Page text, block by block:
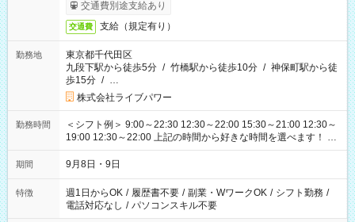
交通費別途支給あり
交通費 支給（規定有り）
勤務地
東京都千代田区
九段下駅から徒歩5分 / 竹橋駅から徒歩10分 / 神保町駅から徒
歩15分 / …
株式会社ライブパワー
勤務時間
＜シフト例＞ 9:00～22:30 12:30～22:00 15:30～21:00 12:30～
19:00 12:30～22:00 上記の時間から好きな時間を選べます！ ※
時間は変更となる可能性があります
期間 9月8日・9日
特徴 週1日からOK / 履歴書不要 / 副業・WワークOK / シフト勤務 /
電話対応なし / パソコンスキル不要